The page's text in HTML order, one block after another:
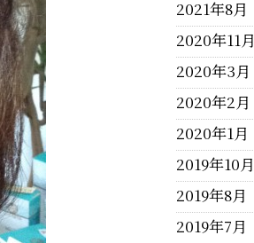
2021年8月
2020年11月
2020年3月
2020年2月
2020年1月
2019年10月
2019年8月
2019年7月